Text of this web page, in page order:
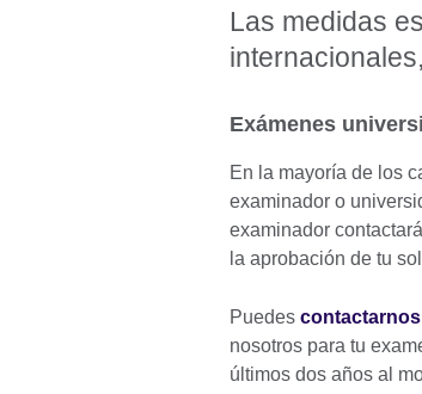
Las medidas
Exámenes
En la mayoría de los
examinador o
examinador
la aprobación de tu
Puedes contactarnos
nosotros para tu
últimos dos años al